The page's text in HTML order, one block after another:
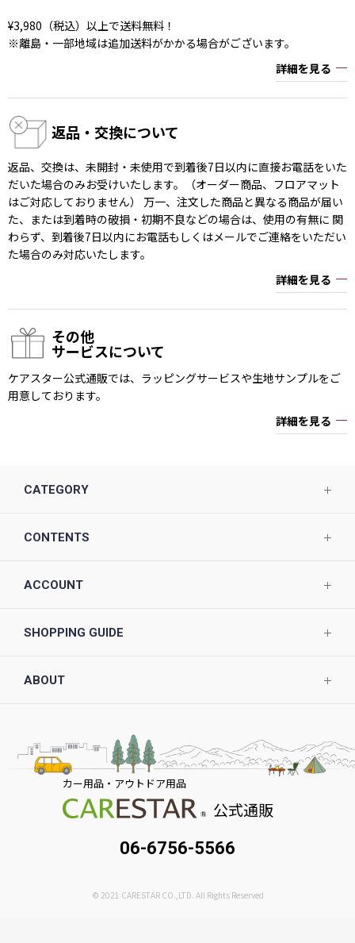
¥3,980（税込）以上で送料無料！
※離島・一部地域は追加送料がかかる場合がございます。
詳細を見る
返品・交換について
返品、交換は、未開封・未使用で到着後7日以内に直接お電話をいた
だいた場合のみお受けいたします。（オーダー商品、フロアマット
はご対応しておりません） 万一、注文した商品と異なる商品が届い
た、または到着時の破損・初期不良などの場合は、使用の有無に 関
わらず、到着後7日以内にお電話もしくはメールでご連絡をいただい
た場合のみ対応いたします。
詳細を見る
その他
サービスについて
ケアスター公式通販では、ラッピングサービスや生地サンプルをご
用意しております。
詳細を見る
CATEGORY
CONTENTS
ACCOUNT
SHOPPING GUIDE
ABOUT
カー用品・アウトドア用品
公式通販
06-6756-5566
© 2021 CARESTAR CO.,LTD. All Rights Reserved